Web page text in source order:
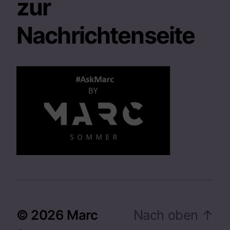
zur
Nachrichtenseite
© 2026 Marc
Nach oben ↑